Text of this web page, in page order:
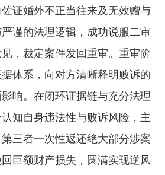
证婚外不正当往来及无效赠与
谨的法理逻辑，成功说服二审
，裁定案件发回重审。重审阶
体系，向对方清晰释明败诉的
响。在闭环证据链与充分法理
知自身违法性与败诉风险，主
三者一次性返还绝大部分涉案
巨额财产损失，圆满实现逆风